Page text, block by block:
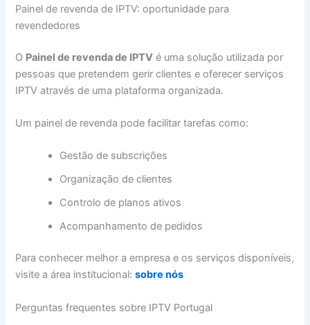
Painel de revenda de IPTV: oportunidade para
revendedores
O Painel de revenda de IPTV é uma solução utilizada por
pessoas que pretendem gerir clientes e oferecer serviços
IPTV através de uma plataforma organizada.
Um painel de revenda pode facilitar tarefas como:
Gestão de subscrições
Organização de clientes
Controlo de planos ativos
Acompanhamento de pedidos
Para conhecer melhor a empresa e os serviços disponíveis,
visite a área institucional:sobre nós
Perguntas frequentes sobre IPTV Portugal